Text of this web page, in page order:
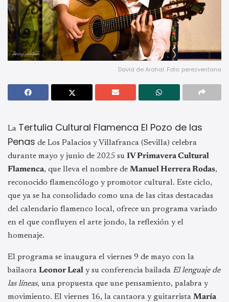
David de Arahal. Foto: perezventana
La Tertulia Cultural Flamenca El Pozo de las
Penas de Los Palacios y Villafranca (Sevilla) celebra
durante mayo y junio de 2025 su IV Primavera Cultural
Flamenca, que lleva el nombre de Manuel Herrera Rodas,
reconocido flamencólogo y promotor cultural. Este ciclo,
que ya se ha consolidado como una de las citas destacadas
del calendario flamenco local, ofrece un programa variado
en el que confluyen el arte jondo, la reflexión y el
homenaje.
El programa se inaugura el viernes 9 de mayo con la
bailaora Leonor Leal y su conferencia bailada El lenguaje de
las líneas, una propuesta que une pensamiento, palabra y
movimiento. El viernes 16, la cantaora y guitarrista María